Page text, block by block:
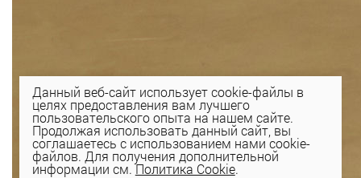
Данный веб-сайт использует cookie-файлы в
целях предоставления вам лучшего
пользовательского опыта на нашем сайте.
Продолжая использовать данный сайт, вы
соглашаетесь с использованием нами cookie-
файлов. Для получения дополнительной
информации см.Политика Cookie.